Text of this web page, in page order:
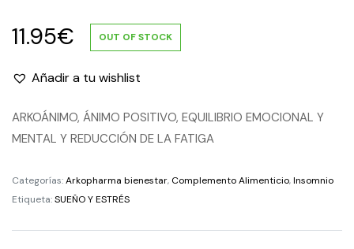
11.95€ OUT OF STOCK
Añadir a tu wishlist
ARKOÁNIMO, ÁNIMO POSITIVO, EQUILIBRIO EMOCIONAL Y
MENTAL Y REDUCCIÓN DE LA FATIGA
Categorías:Arkopharma bienestar, Complemento Alimenticio,Insomnio
Etiqueta:SUEÑO Y ESTRÉS